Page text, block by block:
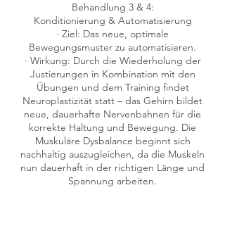
Behandlung 3 & 4:
Konditionierung & Automatisierung
· Ziel: Das neue, optimale
Bewegungsmuster zu automatisieren.
· Wirkung: Durch die Wiederholung der
Justierungen in Kombination mit den
Übungen und dem Training findet
Neuroplastizität statt – das Gehirn bildet
neue, dauerhafte Nervenbahnen für die
korrekte Haltung und Bewegung. Die
Muskuläre Dysbalance beginnt sich
nachhaltig auszugleichen, da die Muskeln
nun dauerhaft in der richtigen Länge und
Spannung arbeiten.